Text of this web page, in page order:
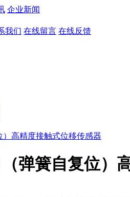
企业新闻
我们 在线留言 在线反馈
（弹簧自复位）